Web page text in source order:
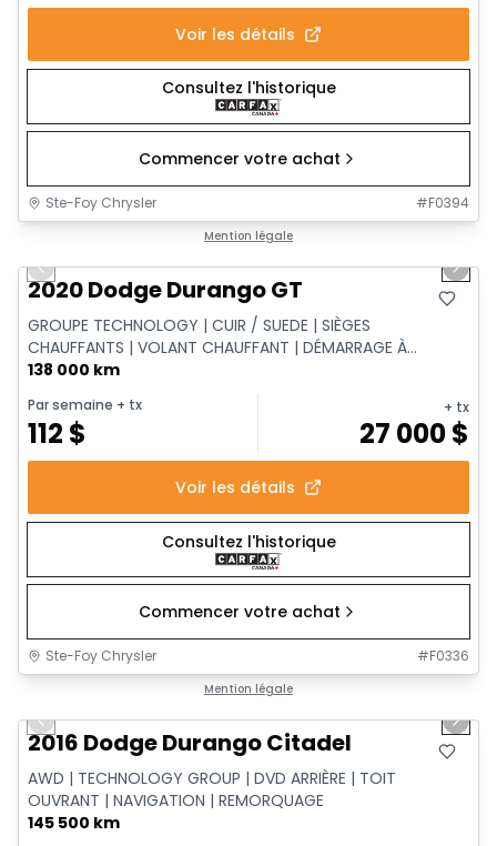
Voir les détails
Consultez l'historique
Commencer votre achat
Ste-Foy Chrysler #F0394
Mention légale
Previous slide Next
2020 Dodge Durango GT
GROUPE TECHNOLOGY | CUIR / SUEDE | SIÈGES
CHAUFFANTS | VOLANT CHAUFFANT | DÉMARRAGE À
DISTANCE | RÉG...
138 000 km
Par semaine + tx
112 $
+ tx
27 000$
Voir les détails
Consultez l'historique
Commencer votre achat
Ste-Foy Chrysler #F0336
Mention légale
Previous slide Next
2016 Dodge Durango Citadel
AWD | TECHNOLOGY GROUP | DVD ARRIÈRE | TOIT
OUVRANT | NAVIGATION | REMORQUAGE
145 500 km